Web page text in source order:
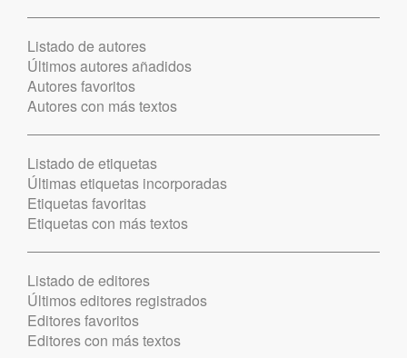
Listado de autores
Últimos autores añadidos
Autores favoritos
Autores con más textos
Listado de etiquetas
Últimas etiquetas incorporadas
Etiquetas favoritas
Etiquetas con más textos
Listado de editores
Últimos editores registrados
Editores favoritos
Editores con más textos